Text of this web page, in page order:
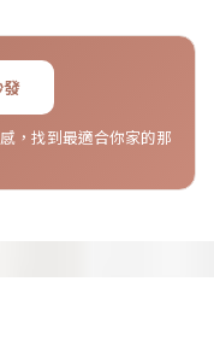
，找到最適合你家的那